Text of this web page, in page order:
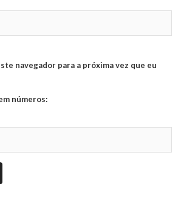
navegador para a próxima vez que eu
números: